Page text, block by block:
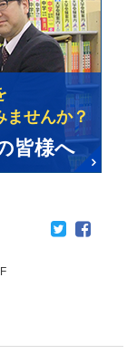
せんか？
皆様へ